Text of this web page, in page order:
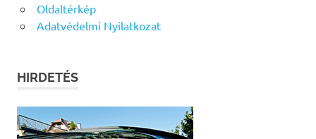
Oldaltérkép
Adatvédelmi Nyilatkozat
HIRDETÉS